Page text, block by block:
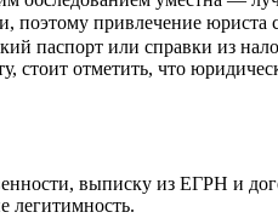
поэтому привлечение
паспорт или справки из
отметить, что
выписку из ЕГРН и
легитимность.